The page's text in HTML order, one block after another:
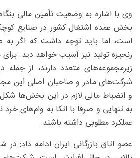
وی با اشاره به وضعیت تأمین مالی
بخش عمده اشتغال کشور در صنایع
است، اما باید توجه داشت که اگر به
زنجیره تولید نیز آسیب خواهد دید.
زیرمجموعه‌های متعدد دارند، از
شرکت‌های مادر و صاحبان اصلی این
و انضباط مالی لازم در این بخش‌ها شکل
به تنهایی و صرفاً با اتکا به وام‌های خرد
عملکرد مطلوبی داشته باشند.
عضو اتاق بازرگانی ایران ادامه داد: